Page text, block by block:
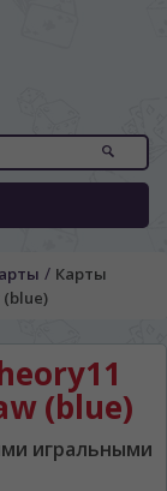
/ Карты
(blue)
игральными